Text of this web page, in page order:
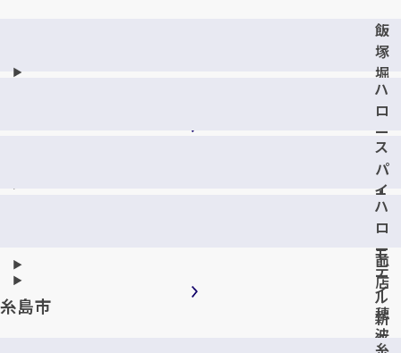
飯
塚
堀
池
店
ハ
ロ
ー
デ
イ
九
工
大
前
店
ス
パ
イ
シ
ー
モ
ー
ル
新
飯
ハ
ロ
ー
デ
イ
穂
波
糸島市
糸